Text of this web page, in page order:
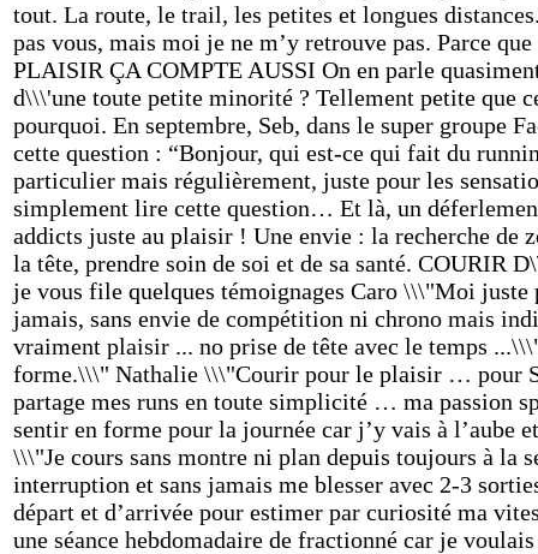
tout. La route, le trail, les petites et longues
pas vous, mais moi je ne m’y retrouve pas. Parce
PLAISIR ÇA COMPTE AUSSI On en parle
d\\\'une toute petite minorité ? Tellement petite que
pourquoi. En septembre, Seb, dans le super groupe
cette question : “Bonjour, qui est-ce qui fait du
particulier mais régulièrement, juste pour les
simplement lire cette question… Et là, un
addicts juste au plaisir ! Une envie : la recherche de
la tête, prendre soin de soi et de sa santé.
je vous file quelques témoignages Caro \\\"Moi
jamais, sans envie de compétition ni chrono mais
vraiment plaisir ... no prise de tête avec le temps
forme.\\\" Nathalie \\\"Courir pour le plaisir … pour
partage mes runs en toute simplicité … ma passion
sentir en forme pour la journée car j’y vais à l’aube
\\\"Je cours sans montre ni plan depuis toujours à la
interruption et sans jamais me blesser avec 2-3
départ et d’arrivée pour estimer par curiosité ma
une séance hebdomadaire de fractionné car je